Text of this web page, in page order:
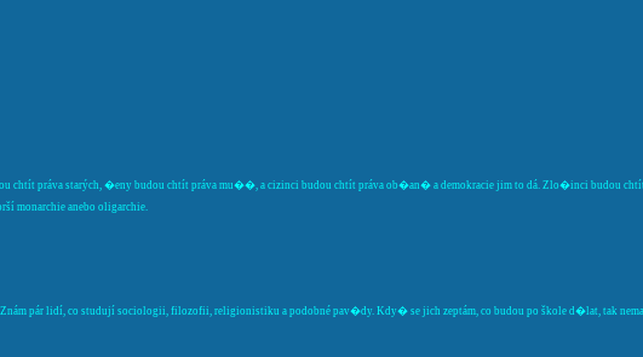
práva starých, �eny budou chtít práva mu��, a cizinci budou chtít práva ob�an� a demokracie jim to dá. Zlo�inci budou
monarchie anebo oligarchie.
pár lidí, co studují sociologii, filozofii, religionistiku a podobné pav�dy. Kdy� se jich zeptám, co budou po škole d�lat, tak